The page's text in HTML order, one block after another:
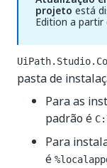
projeto está
Edition a partir
pasta de
Para as
padrão é
Para
é